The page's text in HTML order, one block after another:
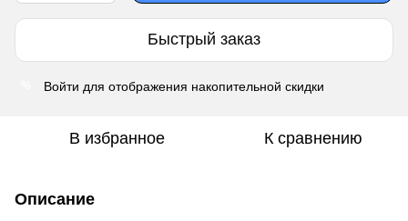
Быстрый заказ
Войти для отображения накопительной скидки
В избранное К сравнению
Описание